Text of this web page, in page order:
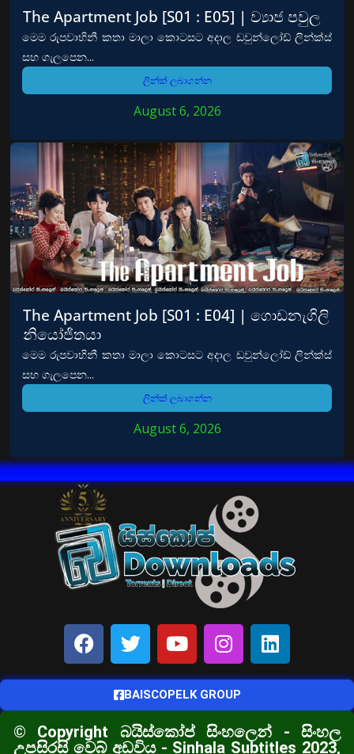
The Apartment Job [S01 : E05] | ව්‍යාජ පවුල
මෙම රුපවාහිනී කතා මාලා කොටසට අදාල ඩවුන්ලෝඩ් ලින්ක්ස්
සහ ගැලපෙන...
ලින්ක් ලබාගන්න
August 6, 2026
The Apartment Job [S01 : E04] | ගොඩනැගිලි
නියෝජිතයා
මෙම රුපවාහිනී කතා මාලා කොටසට අදාල ඩවුන්ලෝඩ් ලින්ක්ස්
සහ ගැලපෙන...
ලින්ක් ලබාගන්න
August 6, 2026
BAISCOPELK GROUP
© Copyright බයිස්කෝප් සිංහලෙන් - සිංහල
උපසිරසි වෙබ් අඩවිය - Sinhala Subtitles 2023,